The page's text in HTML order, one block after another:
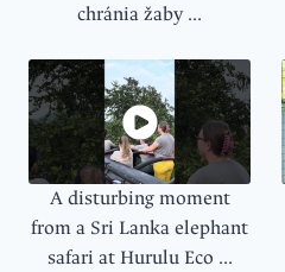
chránia žaby ...
A disturbing moment
from a Sri Lanka elephant
safari at Hurulu Eco ...